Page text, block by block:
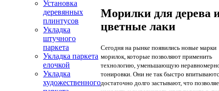
Установка
деревянных
плинтусов
Укладка
штучного
паркета
Укладка паркета
елочкой
Укладка
художественного
Морилки для дерева
цветные лаки
Сегодня на рынке появились новые марки
морилок, которые позволяют применить
технологию, уменьшающую
тонировки. Они не так быстро
достаточно долго застывают, что